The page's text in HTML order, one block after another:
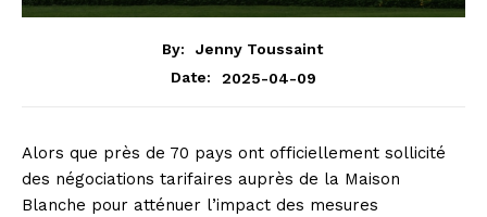
By:
Jenny Toussaint
Date:
2025-04-09
Alors que près de 70 pays ont officiellement sollicité
des négociations tarifaires auprès de la Maison
Blanche pour atténuer l’impact des mesures